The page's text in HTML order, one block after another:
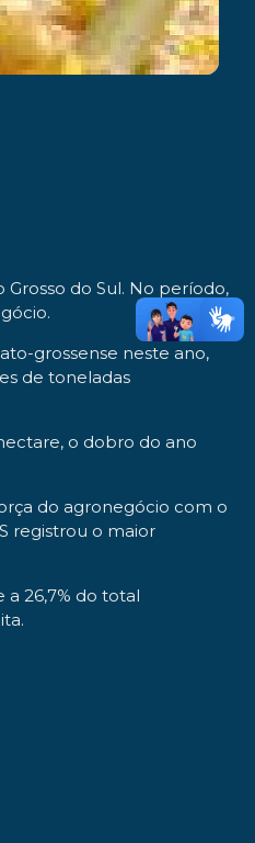
do Sul. No período,
grossense neste ano,
de toneladas
o dobro do ano
do agronegócio com o
registrou o maior
26,7% do total